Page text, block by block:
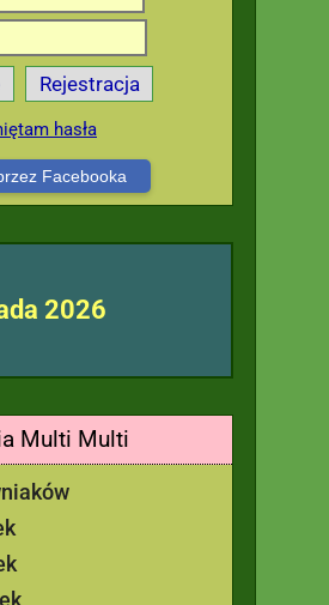
Rejestracja
hasła
Facebooka
2026
Multi Multi